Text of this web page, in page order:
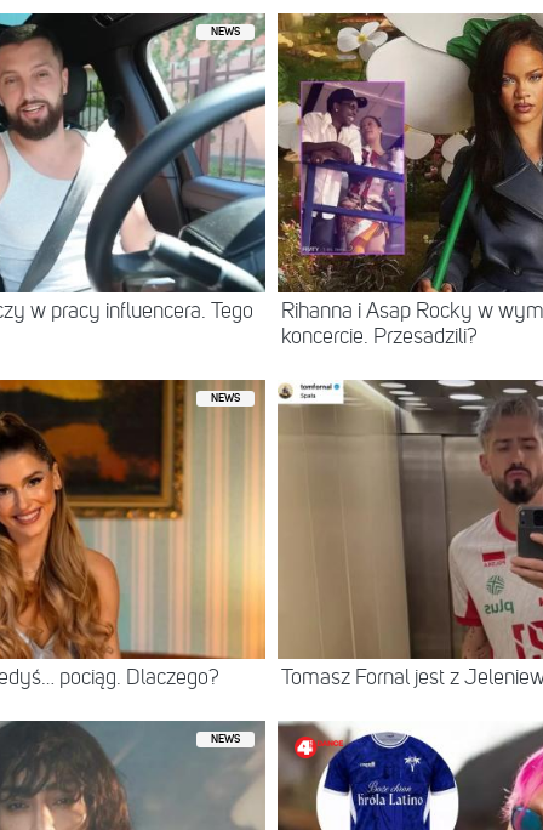
NEWS
w pracy influencera. Tego
Rihanna i Asap Rocky w
koncercie. Przesadzili?
NEWS
pociąg. Dlaczego? Tomasz Fornal jest z
NEWS